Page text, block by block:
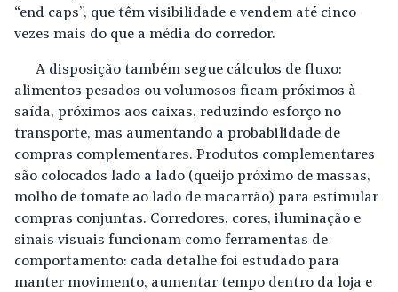
“end caps”, que têm visibilidade e vendem até cinco
vezes mais do que a média do corredor.
A disposição também segue cálculos de fluxo:
alimentos pesados ou volumosos ficam próximos à
saída, próximos aos caixas, reduzindo esforço no
transporte, mas aumentando a probabilidade de
compras complementares. Produtos complementares
são colocados lado a lado (queijo próximo de massas,
molho de tomate ao lado de macarrão) para estimular
compras conjuntas. Corredores, cores, iluminação e
sinais visuais funcionam como ferramentas de
comportamento: cada detalhe foi estudado para
manter movimento, aumentar tempo dentro da loja e